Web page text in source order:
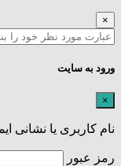
×
ورود به سایت
×
نام کاربری یا نشانی
رمز عبور